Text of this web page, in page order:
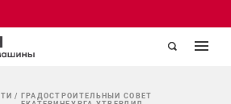
ГРАДОСТРОИТЕЛЬНЫЙ СОВЕТ